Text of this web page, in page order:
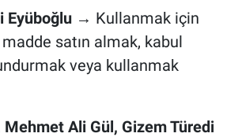
Eyüboğlu→ Kullanmak için
satın almak, kabul
veya kullanmak
Ali Gül, Gizem Türedi